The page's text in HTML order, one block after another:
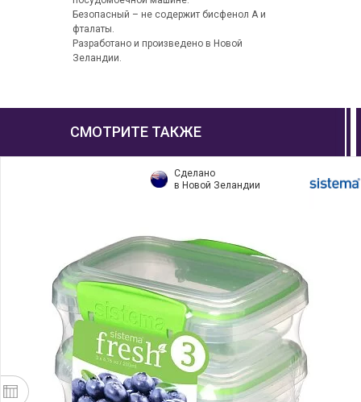
Безопасный – не содержит бисфенол А и
фталаты.
Разработано и произведено в Новой
Зеландии.
СМОТРИТЕ ТАКЖЕ
Сделано
в Новой Зеландии